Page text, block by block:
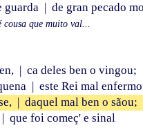
guarda | de gran pecado
cousa que muito val...
| ca deles ben o vingou;
| este Rei mal
| daquel mal ben o sãou;
| que foi começ' e sinal